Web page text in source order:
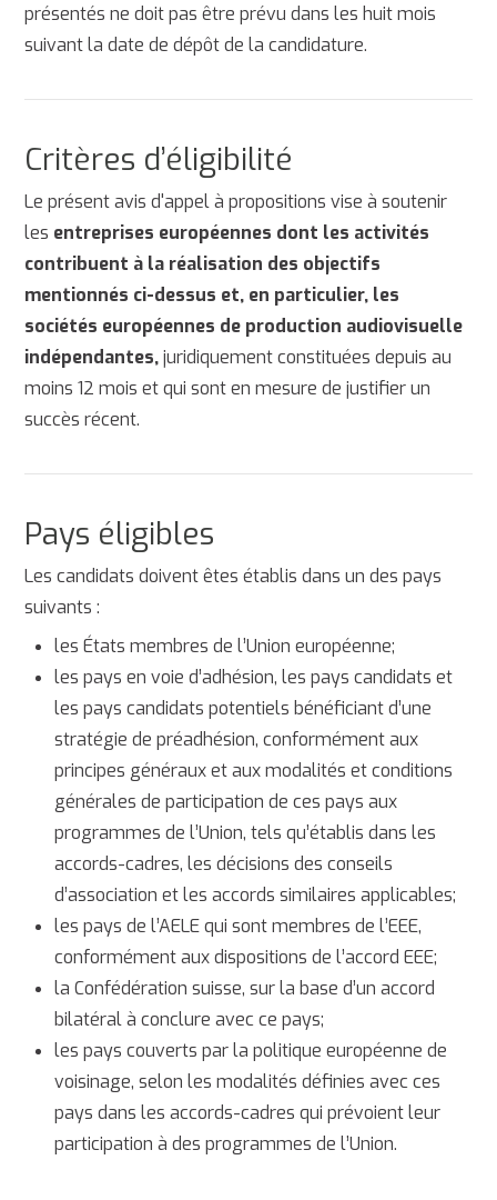
présentés ne doit pas être prévu dans les huit mois
suivant la date de dépôt de la candidature.
Critères d’éligibilité
Le présent avis d'appel à propositions vise à soutenir
les entreprises européennes dont les activités
contribuent à la réalisation des objectifs
mentionnés ci-dessus et, en particulier, les
sociétés européennes de production audiovisuelle
indépendantes,juridiquement constituées depuis au
moins 12 mois et qui sont en mesure de justifier un
succès récent.
Pays éligibles
Les candidats doivent êtes établis dans un des pays
suivants :
les États membres de l’Union européenne;
les pays en voie d’adhésion, les pays candidats et
les pays candidats potentiels bénéficiant d’une
stratégie de préadhésion, conformément aux
principes généraux et aux modalités et conditions
générales de participation de ces pays aux
programmes de l’Union, tels qu’établis dans les
accords-cadres, les décisions des conseils
d’association et les accords similaires applicables;
les pays de l’AELE qui sont membres de l’EEE,
conformément aux dispositions de l’accord EEE;
la Confédération suisse, sur la base d’un accord
bilatéral à conclure avec ce pays;
les pays couverts par la politique européenne de
voisinage, selon les modalités définies avec ces
pays dans les accords-cadres qui prévoient leur
participation à des programmes de l’Union.